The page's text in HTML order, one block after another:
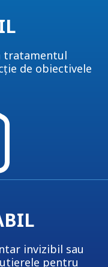
tratamentul
de obiectivele
invizibil sau
pentru